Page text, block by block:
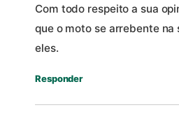
Com todo respeito a sua
que o moto se arrebente na
eles.
Responder